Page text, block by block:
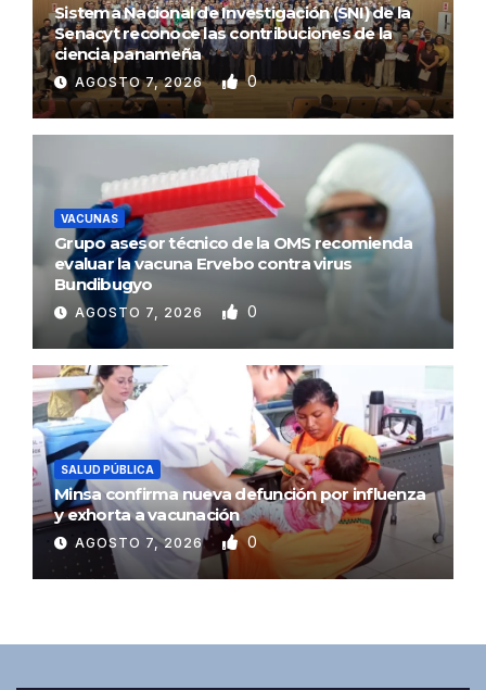
Sistema Nacional de Investigación (SNI) de la
Senacyt reconoce las contribuciones de la
ciencia panameña
AGOSTO 7, 2026 0
VACUNAS
Grupo asesor técnico de la OMS recomienda
evaluar la vacuna Ervebo contra virus
Bundibugyo
AGOSTO 7, 2026 0
SALUD PÚBLICA
Minsa confirma nueva defunción por influenza
y exhorta a vacunación
AGOSTO 7, 2026 0